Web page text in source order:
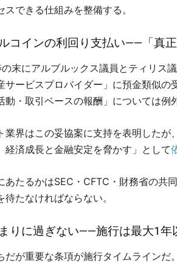
スできる仕組みを整備する。
コインの利回り支払い――「真正
末にアルブルックス議員とティリス
サービスプロバイダー」に預金類似
動・取引ベースの報酬」については例
業界はこの妥協案に支持を表明したが
経済成長と金融安定を脅かす」として
あたるかはSEC・CFTC・財務省の共
たなければならない。
りに過ぎない――施行は最大1年
だが重要な条項が施行タイムライン